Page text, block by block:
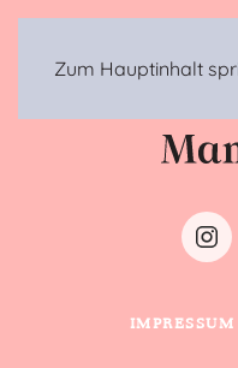
Zum Hauptinhalt
IMPRESSUM